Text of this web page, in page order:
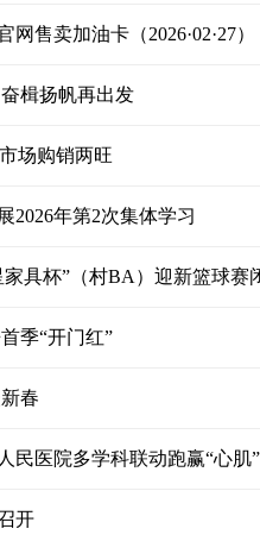
售卖加油卡（2026·02·27）
楫扬帆再出发
场购销两旺
2026年第2次集体学习
具杯”（村BA）迎新篮球赛
季“开门红”
春
民医院多学科联动跑赢“心肌
开